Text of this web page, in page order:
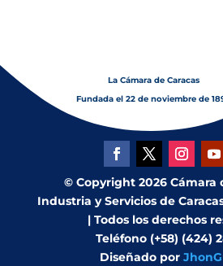
La Cámara de Caracas
Fundada el 22 de noviembre de
© Copyright 2026 Cámara
Industria y Servicios de Caracas
| Todos los derechos
Teléfono (+58) (424)
Diseñado por